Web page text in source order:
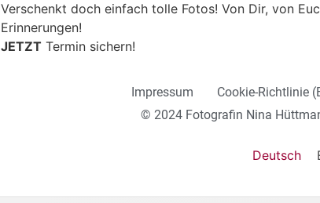
Verschenkt doch einfach tolle Fotos! Von Dir, von
Erinnerungen!
JETZT Termin sichern!
Impressum Cookie-Richtlinie
© 2024 Fotografin Nina
Deutsch